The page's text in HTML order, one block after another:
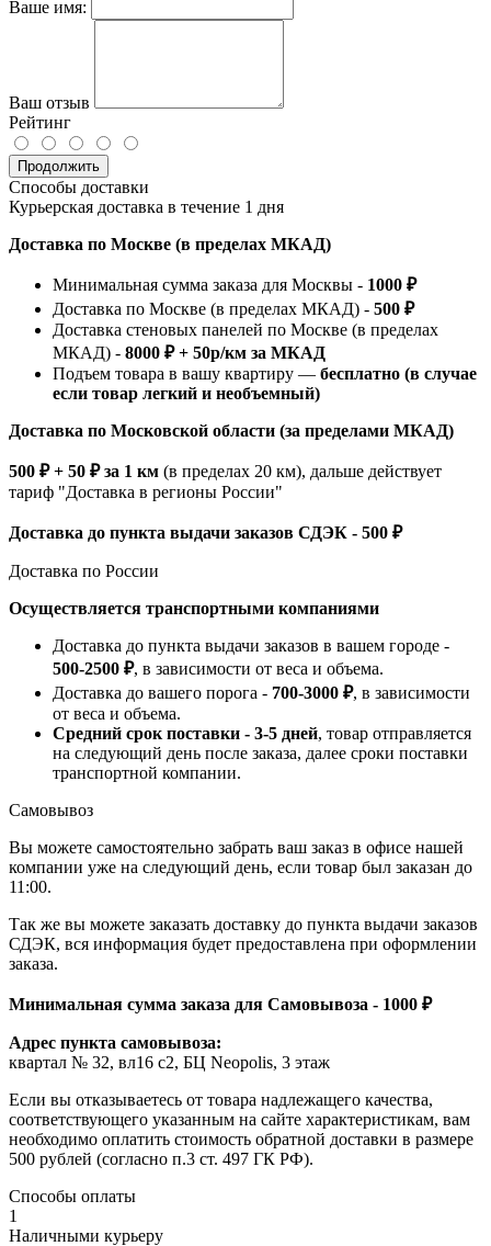
Ваше имя:
Ваш отзыв
Рейтинг
Продолжить
Способы доставки
Курьерская доставка в течение 1 дня
Доставка по Москве (в пределах МКАД)
Минимальная сумма заказа для Москвы - 1000 ₽
Доставка по Москве (в пределах МКАД) - 500 ₽
Доставка стеновых панелей по Москве (в пределах
МКАД) - 8000 ₽ + 50р/км за МКАД
Подъем товара в вашу квартиру — бесплатно (в случае
если товар легкий и необъемный)
Доставка по Московской области (за пределами МКАД)
500 ₽ + 50 ₽ за 1 км (в пределах 20 км), дальше действует
тариф "Доставка в регионы России"
Доставка до пункта выдачи заказов СДЭК - 500 ₽
Доставка по России
Осуществляется транспортными компаниями
Доставка до пункта выдачи заказов в вашем городе -
500-2500 ₽, в зависимости от веса и объема.
Доставка до вашего порога - 700-3000 ₽, в зависимости
от веса и объема.
Средний срок поставки - 3-5 дней, товар отправляется
на следующий день после заказа, далее сроки поставки
транспортной компании.
Самовывоз
Вы можете самостоятельно забрать ваш заказ в офисе нашей
компании уже на следующий день, если товар был заказан до
11:00.
Так же вы можете заказать доставку до пункта выдачи заказов
СДЭК, вся информация будет предоставлена при оформлении
заказа.
Минимальная сумма заказа для Самовывоза - 1000 ₽
Адрес пункта самовывоза:
квартал № 32, вл16 с2, БЦ Neopolis, 3 этаж
Если вы отказываетесь от товара надлежащего качества,
соответствующего указанным на сайте характеристикам, вам
необходимо оплатить стоимость обратной доставки в размере
500 рублей (согласно п.3 ст. 497 ГК РФ).
Способы оплаты
1
Наличными курьеру